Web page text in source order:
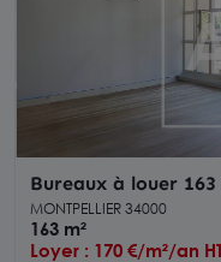
Bureaux à louer
rénovation complète
MONTPELLIER 34000
163 m²
Loyer : 170 €/m²/an